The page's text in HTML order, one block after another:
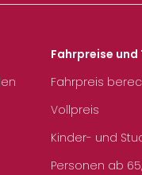
Fahrpreise und
Fahrpreis
Vollpreis
Kinder- und
Personen ab